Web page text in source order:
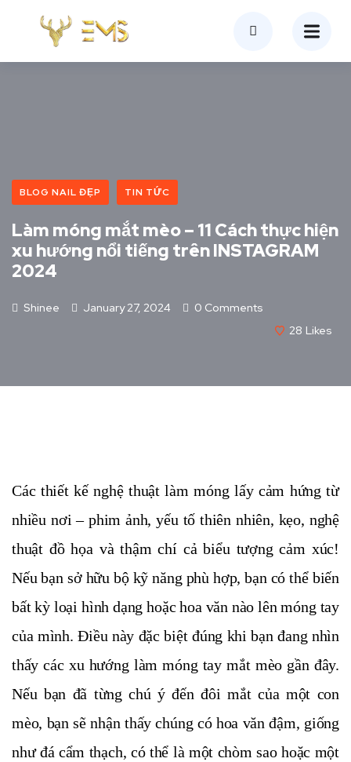
BLOG NAIL ĐẸP TIN TỨC
Làm móng mắt mèo – 11 Cách thực hiện
xu hướng nổi tiếng trên INSTAGRAM
2024
Shinee January 27, 2024
0 Comments
28 Likes
Các thiết kế nghệ thuật làm móng lấy cảm hứng từ
nhiều nơi – phim ảnh, yếu tố thiên nhiên, kẹo, nghệ
thuật đồ họa và thậm chí cả biểu tượng cảm xúc!
Nếu bạn sở hữu bộ kỹ năng phù hợp, bạn có thể biến
bất kỳ loại hình dạng hoặc hoa văn nào lên móng tay
của mình. Điều này đặc biệt đúng khi bạn đang nhìn
thấy các xu hướng làm móng tay mắt mèo gần đây.
Nếu bạn đã từng chú ý đến đôi mắt của một con
mèo, bạn sẽ nhận thấy chúng có hoa văn đậm, giống
như đá cẩm thạch, có thể là một chòm sao hoặc một